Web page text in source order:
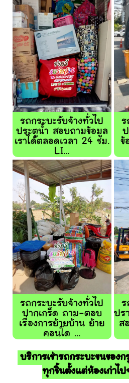
รถกระบะรับจ้างทั่วไป
ประตูน้ำ สอบถามข้อมูล
เราได้ตลอดเวลา 24 ชม.
LI...
ร
ข้
รถกระบะรับจ้างทั่วไป
ปากเกร็ด ถาม-ตอบ
เรื่องการย้ายบ้าน ย้าย
คอนโด ...
ร
ปร
ส
บริการเช่ารถกระบะขนของ
ทุกชิ้นตั้งแต่ห้องเก่าไ